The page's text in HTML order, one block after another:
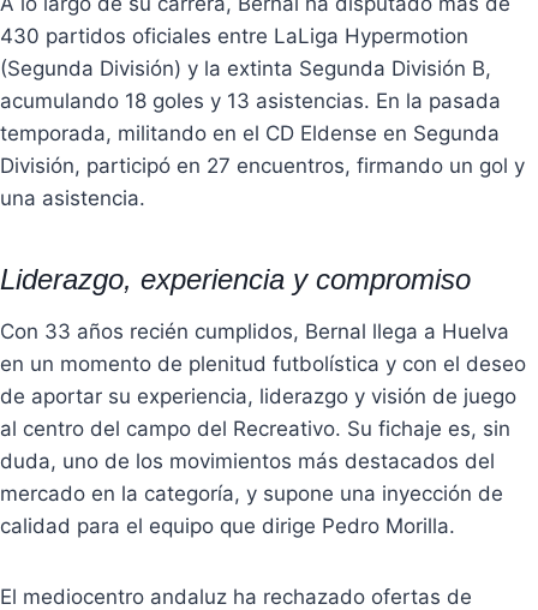
430 partidos oficiales entre LaLiga Hypermotion
(Segunda División) y la extinta Segunda División B,
acumulando 18 goles y 13 asistencias. En la pasada
temporada, militando en el CD Eldense en Segunda
División, participó en 27 encuentros, firmando un gol y
una asistencia.
Liderazgo, experiencia y compromiso
Con 33 años recién cumplidos, Bernal llega a Huelva
en un momento de plenitud futbolística y con el deseo
de aportar su experiencia, liderazgo y visión de juego
al centro del campo del Recreativo. Su fichaje es, sin
duda, uno de los movimientos más destacados del
mercado en la categoría, y supone una inyección de
calidad para el equipo que dirige Pedro Morilla.
El mediocentro andaluz ha rechazado ofertas de